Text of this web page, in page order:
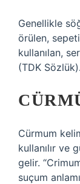
Genellikle
örülen,
kullanılan,
(TDK Sözlük).
Cürmum
kullanılır ve
gelir.
suçum